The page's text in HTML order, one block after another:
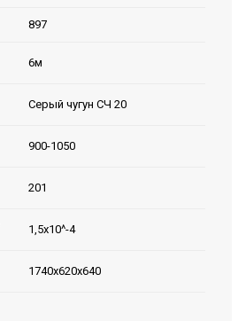
897
6м
Серый чугун СЧ 20
900-1050
201
1,5х10^-4
1740х620х640